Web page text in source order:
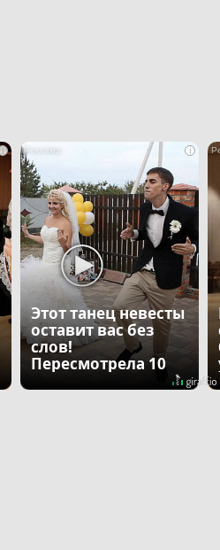
i i
Этот танец невесты
оставит вас без
слов!
Пересмотрела 10